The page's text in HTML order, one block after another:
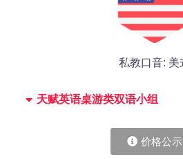
私教口音: 美
天赋英语桌游类双语小组
价格公示